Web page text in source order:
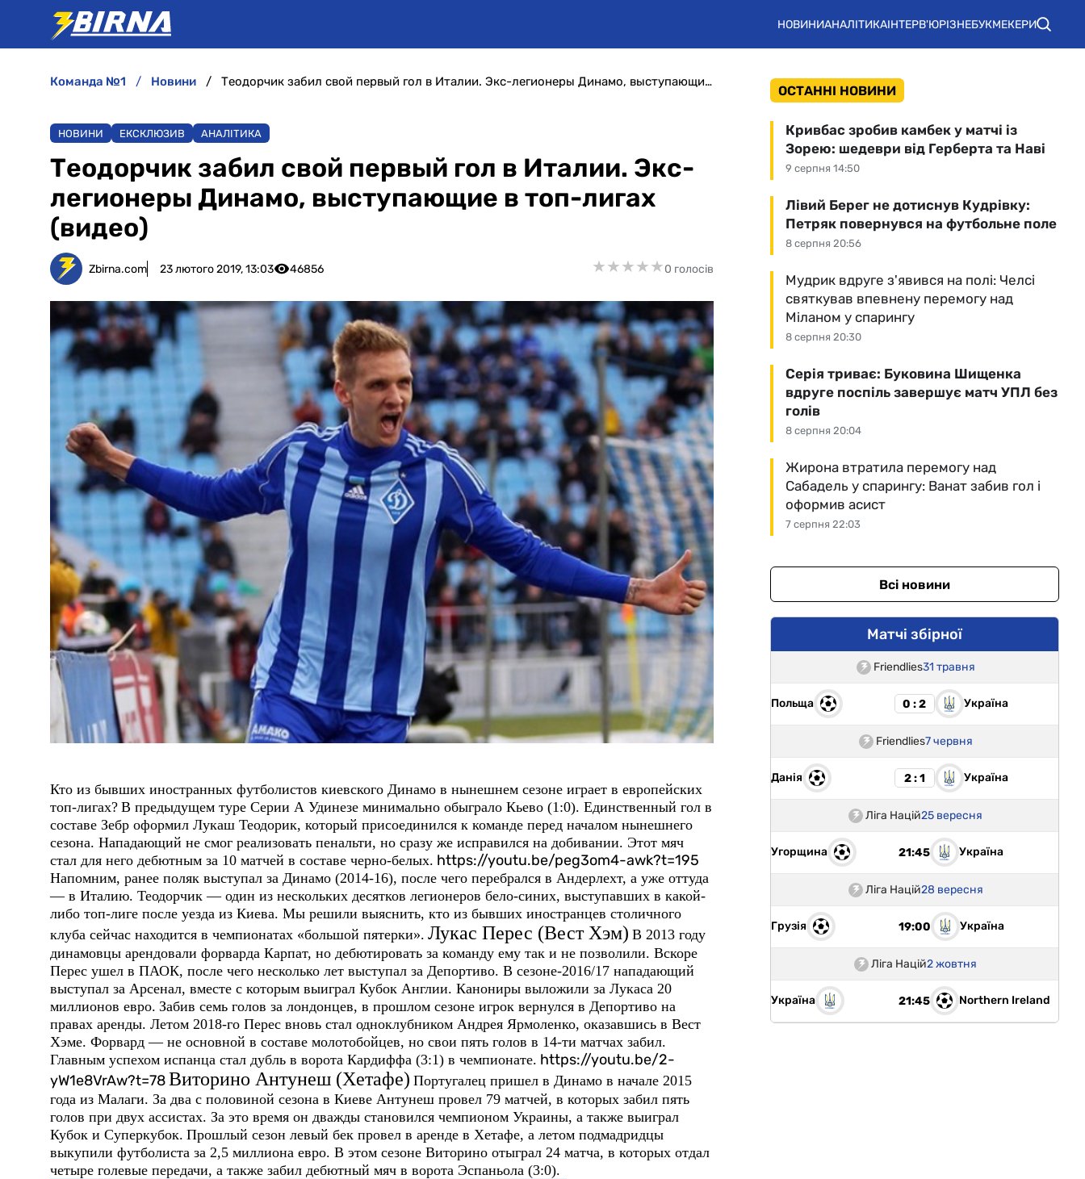
НОВИНИАНАЛІТИКАІНТЕРВ'ЮРІЗНЕБУКМЕКЕРИ
команда №1 новини Теодорчик забил свой первый гол в Италии. Экс-легионеры Динамо, выступающие в топ-лигах (видео)
НОВИНИ ЕКСКЛЮЗИВ АНАЛІТИКА
Теодорчик забил свой первый гол в Италии. Экс-
легионеры Динамо, выступающие в топ-лигах
(видео)
Zbirna.com 23 лютого 2019, 13:03 46856 ★★★★★
★★★★★0 голосів
Кто из бывших иностранных футболистов киевского Динамо в нынешнем сезоне играет в европейских
топ-лигах? В предыдущем туре Серии А Удинезе минимально обыграло Кьево (1:0). Единственный гол в
составе Зебр оформил Лукаш Теодорик, который присоединился к команде перед началом нынешнего
сезона. Нападающий не смог реализовать пенальти, но сразу же исправился на добивании. Этот мяч
стал для него дебютным за 10 матчей в составе черно-белых. https://youtu.be/peg3om4-awk?t=195
Напомним, ранее поляк выступал за Динамо (2014-16), после чего перебрался в Андерлехт, а уже оттуда
— в Италию. Теодорчик — один из нескольких десятков легионеров бело-синих, выступавших в какой-
либо топ-лиге после уезда из Киева. Мы решили выяснить, кто из бывших иностранцев столичного
клуба сейчас находится в чемпионатах «большой пятерки». Лукас Перес (Вест Хэм) В 2013 году
динамовцы арендовали форварда Карпат, но дебютировать за команду ему так и не позволили. Вскоре
Перес ушел в ПАОК, после чего несколько лет выступал за Депортиво. В сезоне-2016/17 нападающий
выступал за Арсенал, вместе с которым выиграл Кубок Англии. Канониры выложили за Лукаса 20
миллионов евро. Забив семь голов за лондонцев, в прошлом сезоне игрок вернулся в Депортиво на
правах аренды. Летом 2018-го Перес вновь стал одноклубником Андрея Ярмоленко, оказавшись в Вест
Хэме. Форвард — не основной в составе молотобойцев, но свои пять голов в 14-ти матчах забил.
Главным успехом испанца стал дубль в ворота Кардиффа (3:1) в чемпионате. https://youtu.be/2-
yW1e8VrAw?t=78Виторино Антунеш (Хетафе) Португалец пришел в Динамо в начале 2015
года из Малаги. За два с половиной сезона в Киеве Антунеш провел 79 матчей, в которых забил пять
голов при двух ассистах. За это время он дважды становился чемпионом Украины, а также выиграл
Кубок и Суперкубок. Прошлый сезон левый бек провел в аренде в Хетафе, а летом подмадридцы
выкупили футболиста за 2,5 миллиона евро. В этом сезоне Виторино отыграл 24 матча, в которых отдал
четыре голевые передачи, а также забил дебютный мяч в ворота Эспаньола (3:0).
ОСТАННІ НОВИНИ
9 серпня 14:50
Кривбас зробив камбек у матчі із
Зорею: шедеври від Герберта та Наві
8 серпня 20:56
Лівий Берег не дотиснув Кудрівку:
Петряк повернувся на футбольне поле
8 серпня 20:30
Мудрик вдруге з'явився на полі: Челсі
святкував впевнену перемогу над
Міланом у спарингу
8 серпня 20:04
Серія триває: Буковина Шищенка
вдруге поспіль завершує матч УПЛ без
голів
7 серпня 22:03
Жирона втратила перемогу над
Сабадель у спарингу: Ванат забив гол і
оформив асист
Всі новини
Матчі збірної
Friendlies31 травня
Польща 0 : 2 Україна
Friendlies7 червня
Данія 2 : 1 Україна
Ліга Націй25 вересня
Угорщина 21:45 Україна
Ліга Націй28 вересня
Грузія 19:00 Україна
Ліга Націй2 жовтня
Україна 21:45 Northern Ireland